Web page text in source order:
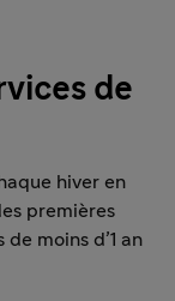
de
hiver en
premières
moins d’1 an